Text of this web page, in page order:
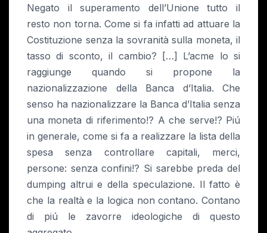
Negato il superamento dell’Unione tutto il
resto non torna. Come si fa infatti ad attuare la
Costituzione senza la sovranità sulla moneta, il
tasso di sconto, il cambio? […] L’acme lo si
raggiunge quando si propone la
nazionalizzazione della Banca d’Italia. Che
senso ha nazionalizzare la Banca d’Italia senza
una moneta di riferimento!? A che serve!? Piú
in generale, come si fa a realizzare la lista della
spesa senza controllare capitali, merci,
persone: senza confini!? Si sarebbe preda del
dumping altrui e della speculazione. Il fatto è
che la realtà e la logica non contano. Contano
di piú le zavorre ideologiche di questo